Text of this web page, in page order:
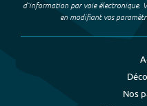
d’information par voie électronique.
en modifiant vos
Nos